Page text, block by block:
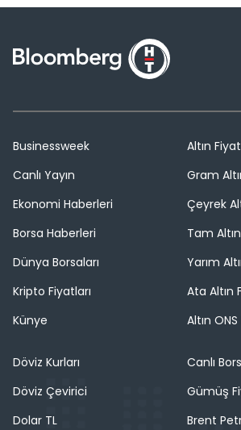
Businessweek
Canlı Yayın
Ekonomi Haberleri
Borsa Haberleri
Dünya Borsaları
Kripto Fiyatları
Künye
Altın
Gram
Çeyrek
Tam
Yarım
Ata Altın
Altın ONS
Döviz Kurları
Döviz Çevirici
Dolar TL
Canlı
Gümüş
Brent